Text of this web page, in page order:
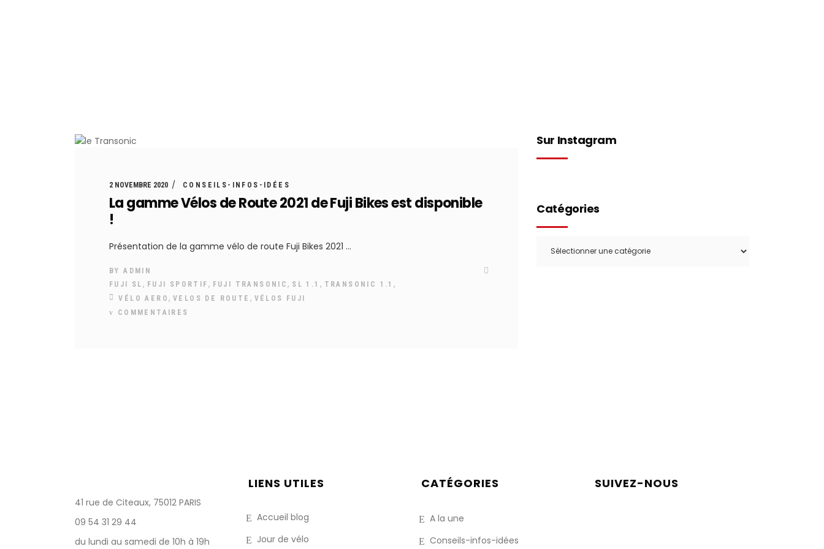
2 NOVEMBRE 2020 CONSEILS-INFOS-IDÉES
La gamme Vélos de Route 2021 de Fuji Bikes est disponible
!
Présentation de la gamme vélo de route Fuji Bikes 2021
BYADMIN
FUJI SL , FUJI SPORTIF , FUJI TRANSONIC, SL 1.1 , TRANSONIC 1.1 ,
VÉLO AERO,VELOS DE ROUTE , VÉLOS FUJI
COMMENTAIRES
Sur Instagram
Catégories
41 rue de Citeaux, 75012 PARIS
09 54 31 29 44
du lundi au samedi de 10h à 19h
LIENS UTILES
Accueil blog
Jour de vélo
CATÉGORIES
A la une
Conseils-infos-idées
SUIVEZ-NOUS